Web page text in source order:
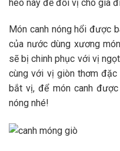
heo này để đổi vị cho gia
Món canh nóng hổi được
của nước dùng xương
sẽ bị chinh phục với vị
cùng với vị giòn thơm
bắt vị, để món canh
nóng nhé!